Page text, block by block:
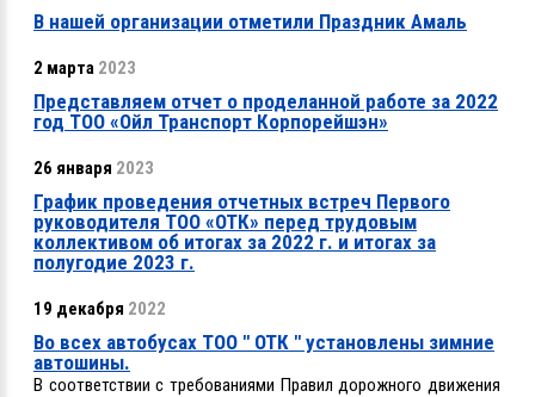
В нашей организации отметили Праздник Амаль
2 марта 2023
Представляем отчет о проделанной работе за 2022
год ТОО «Ойл Транспорт Корпорейшэн»
26 января 2023
График проведения отчетных встреч Первого
руководителя ТОО «ОТК» перед трудовым
коллективом об итогах за 2022 г. и итогах за
полугодие 2023 г.
19 декабря 2022
Во всех автобусах ТОО " ОТК " установлены зимние
автошины.
В соответствии с требованиями Правил дорожного движения